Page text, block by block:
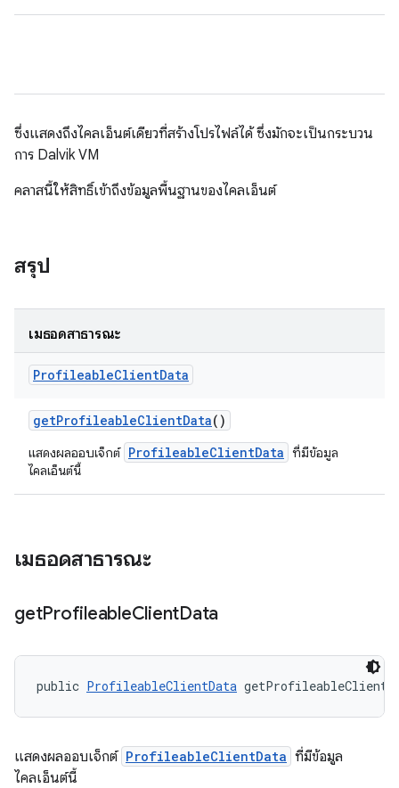
ซึ่งแสดงถึงไคลเอ็นต์เดียวที่สร้างโปรไฟล์ได้ ซึ่งมักจะเป็นกระบวน
การ Dalvik VM
คลาสนี้ให้สิทธิ์เข้าถึงข้อมูลพื้นฐานของไคลเอ็นต์
สรุป
เมธอดสาธารณะ
ProfileableClientData
getProfileableClientData()
แสดงผลออบเจ็กต์ ProfileableClientData ที่มีข้อมูล
ไคลเอ็นต์นี้
เมธอดสาธารณะ
getProfileableClientData
public ProfileableClientData
แสดงผลออบเจ็กต์ ProfileableClientData ที่มีข้อมูล
ไคลเอ็นต์นี้